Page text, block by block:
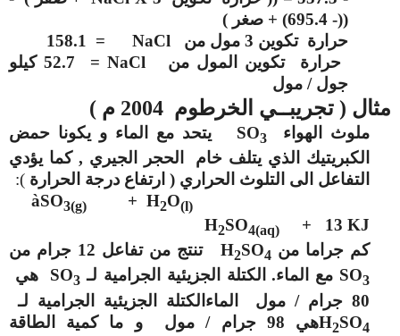
((- 695.4) + صغر )
حرارة تكوين 3 مول من
NaCl
= 158.1
حرارة تكوين المول من
NaCl
= 52.7 كيلو
جول / مول
مثال ( تجريبــي الخرطوم 2004 م )
ملوث الهواء SO3
يتحد مع الماء و يكونا حمض
الكبريتيك الذي يتلف خام الحجر الجيري , كما يؤدي
التفاعل الى التلوث الحراري ( ارتفاع درجة الحرارة ):
SO3(g) + H2O(l)
à
H2SO4(aq)
+ 13 KJ
كم جراما من
H2SO4
تنتج من تفاعل 12 جرام من
SO3 مع الماء. الكتلة الجزيئية الجرامية لـ SO3
هي
80 جرام / مول الماءالكتلة الجزيئية الجرامية لـ
H2SO4
هي 98 جرام / مول و ما كمية الطاقة